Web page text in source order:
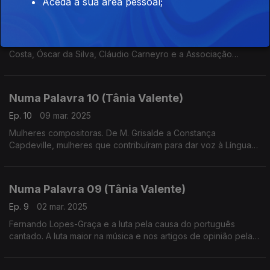
Numa Palavra 11 (Tânia Valente)
Costa, Óscar da Silva, Cláudio Carneyro e a Associação
Numa Palavra 10 (Tânia Valente)
Ep. 10
09 mar. 2025
Mulheres compositoras. De M. Grisalde a Constança
Capdeville, mulheres que contribuíram para dar voz à Língua
Numa Palavra 09 (Tânia Valente)
Ep. 9
02 mar. 2025
Fernando Lopes-Graça e a luta pela causa do português
cantado. A luta maior na música e nos artigos de opinião pela